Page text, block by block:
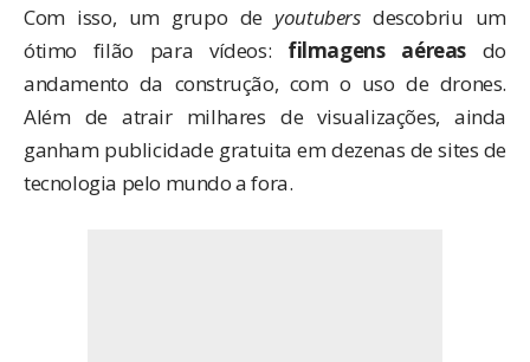
Com isso, um grupo deyoutubersdescobriu um
ótimo filão para vídeos: filmagens aéreasdo
andamento da construção, com o uso de drones.
Além de atrair milhares de visualizações, ainda
ganham publicidade gratuita em dezenas de sites de
tecnologia pelo mundo a fora.